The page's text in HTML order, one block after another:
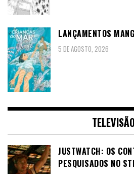
LANÇAMENTOS
5 DE AGOSTO, 2026
JUSTWATCH: OS
PESQUISADOS NO